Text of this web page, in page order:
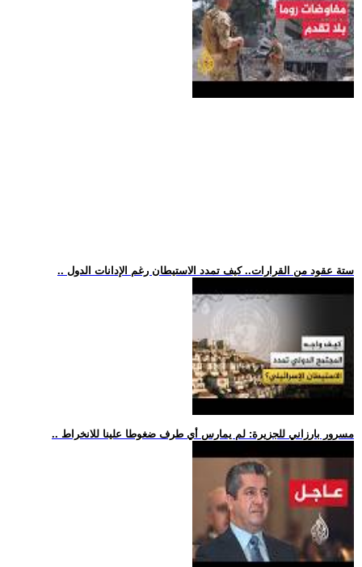
.. ستة عقود من القرارات.. كيف تمدد الاستيطان رغم الإدانات الدول
.. مسرور بارزاني للجزيرة: لم يمارس أي طرف ضغوطا علينا للانخراط